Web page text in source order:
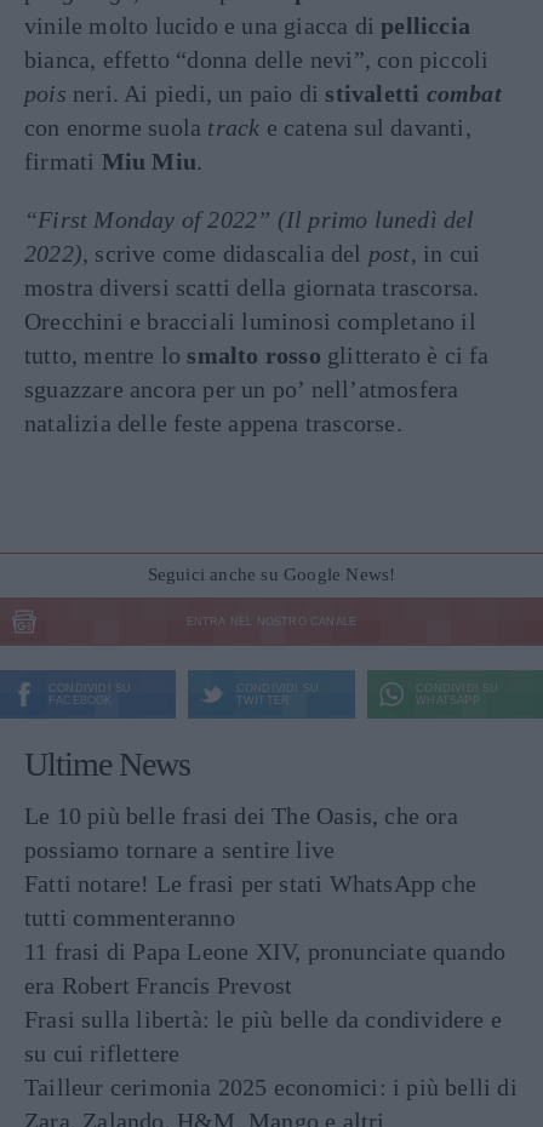
vinile molto lucido e una giacca dipelliccia
bianca, effetto “donna delle nevi”, con piccoli
pois neri. Ai piedi, un paio di stivaletti combat
con enorme suola track e catena sul davanti,
firmati Miu Miu.
“First Monday of 2022” (Il primo lunedì del
2022), scrive come didascalia del post, in cui
mostra diversi scatti della giornata trascorsa.
Orecchini e bracciali luminosi completano il
tutto, mentre lo smalto rosso glitterato è ci fa
sguazzare ancora per un po’ nell’atmosfera
natalizia delle feste appena trascorse.
Seguici anche su Google News!
ENTRA NEL NOSTRO CANALE
CONDIVIDI SU
FACEBOOK
CONDIVIDI SU
TWITTER
CONDIVIDI SU
WHATSAPP
Ultime News
Le 10 più belle frasi dei The Oasis, che ora
possiamo tornare a sentire live
Fatti notare! Le frasi per stati WhatsApp che
tutti commenteranno
11 frasi di Papa Leone XIV, pronunciate quando
era Robert Francis Prevost
Frasi sulla libertà: le più belle da condividere e
su cui riflettere
Tailleur cerimonia 2025 economici: i più belli di
Zara, Zalando, H&M, Mango e altri